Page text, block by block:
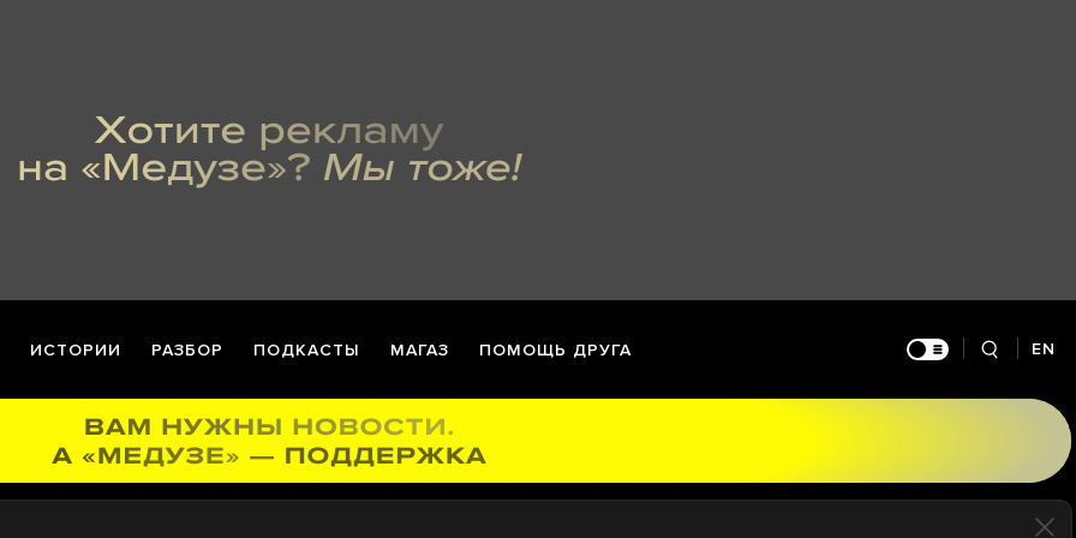
ИСТОРИИ РАЗБОР ПОДКАСТЫ МАГАЗ ПОМОЩЬ ДРУГА EN